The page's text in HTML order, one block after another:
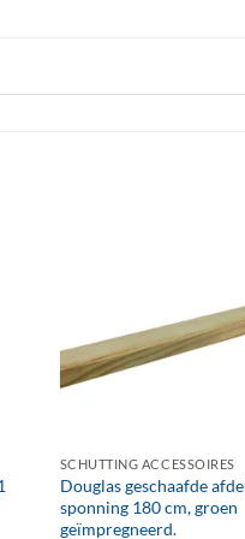
SCHUTTING ACCESSOIRES
Douglas geschaafde
sponning 180 cm, groen
geïmpregneerd.